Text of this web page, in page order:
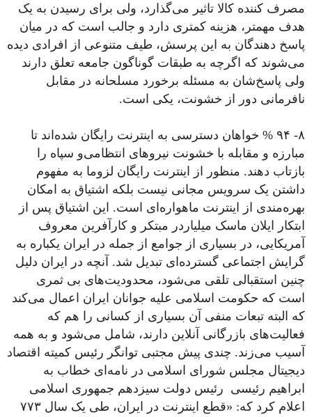
مصرف کننده کالا تاثیر می‌گذارد، ولی برای رسیدن به یک
هدف مهمتر، هزینه کمتری دارد و جالب است که در میان
پاسخ دهندگان به این پرسش، طیف متنوعی از افرادی دیده
می‌شوند که اگرچه به طبقات گوناگون جامعه تعلق دارند
ولی پاسخ‌شان به مسئله برخورد مسلحانه در مقابل
نافرمانی دور از خشونت، یکی است.
۸- ۹۴ % خواهان دسترسی به اینترنت رایگان شده‌اند تا
مبارزه و مقابله با خشونت نیروهای انتظامی‌و سپاه را
بازتاب دهند. منظور از اینترنت رایگان لزوما به مفهوم
داشتن یک سرویس مجانی نیست بلکه اشتیاق به امکان
بهره‌مندی از اینترنت ماهواره‌ای است. این اشتیاق پس از
ابتکار ایلان ماسک میلیاردر مبتکر و کارآفرین معروف
آمریکایی، در بسیاری از جوامع از جمله در ایران یکباره به
گرایش اجتماعی گسترده‌ای تبدیل شد. آنچه در ایران دلیل
چنین استقبالی تلقی می‌شود، محدودیت‌های بی ثمری
است که حکومت اسلامی علیه جوانان ایران اعمال می‌کند
که البته تبعات منفی آن بسیاری از کسانی را هم که
فعالیت‌های بازرگانی آنلاین دارند، شامل می‌شود و به همه
آسیب می‌زند. چندی پیش مجتبی توانگر رئیس کمیته اقتصاد
دیجیتال مجلس شورای اسلامی در نامه‌ای خطاب به
ابراهیم رئیسی رئیس دولت سیزدهم جمهوری اسلامی
اعلام کرد که: «قطع اینترنت در ایران، طی یک سال ۷۷۳